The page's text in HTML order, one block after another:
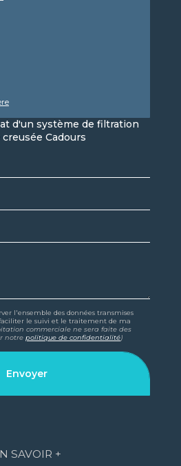
d'un système de filtration
Cadours
l'ensemble des données transmises
le suivi et le traitement de ma
commerciale ne sera faite des
notrepolitique de confidentialité)
SAVOIR +